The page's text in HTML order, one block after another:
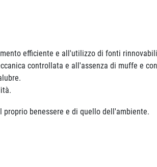
efficiente e all'utilizzo di fonti
controllata e all'assenza di muffe e
benessere e di quello dell'ambiente.